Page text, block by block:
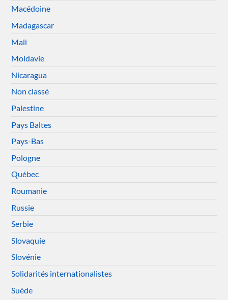
Macédoine
Madagascar
Mali
Moldavie
Nicaragua
Non classé
Palestine
Pays Baltes
Pays-Bas
Pologne
Québec
Roumanie
Russie
Serbie
Slovaquie
Slovénie
Solidarités internationalistes
Suède